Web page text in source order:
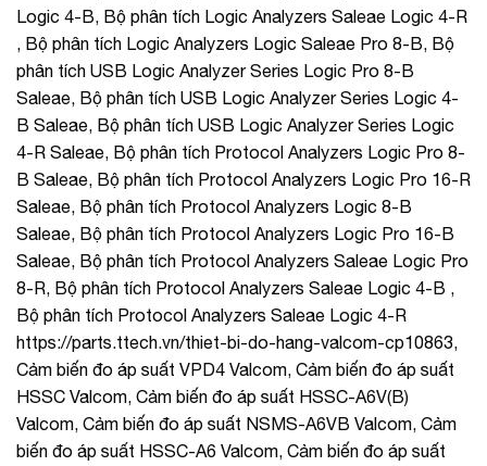
Logic 4-B, Bộ phân tích Logic Analyzers Saleae Logic 4-R
, Bộ phân tích Logic Analyzers Logic Saleae Pro 8-B, Bộ
phân tích USB Logic Analyzer Series Logic Pro 8-B
Saleae, Bộ phân tích USB Logic Analyzer Series Logic 4-
B Saleae, Bộ phân tích USB Logic Analyzer Series Logic
4-R Saleae, Bộ phân tích Protocol Analyzers Logic Pro 8-
B Saleae, Bộ phân tích Protocol Analyzers Logic Pro 16-R
Saleae, Bộ phân tích Protocol Analyzers Logic 8-B
Saleae, Bộ phân tích Protocol Analyzers Logic Pro 16-B
Saleae, Bộ phân tích Protocol Analyzers Saleae Logic Pro
8-R, Bộ phân tích Protocol Analyzers Saleae Logic 4-B ,
Bộ phân tích Protocol Analyzers Saleae Logic 4-R
https://parts.ttech.vn/thiet-bi-do-hang-valcom-cp10863,
Cảm biến đo áp suất VPD4 Valcom, Cảm biến đo áp suất
HSSC Valcom, Cảm biến đo áp suất HSSC-A6V(B)
Valcom, Cảm biến đo áp suất NSMS-A6VB Valcom, Cảm
biến đo áp suất HSSC-A6 Valcom, Cảm biến đo áp suất